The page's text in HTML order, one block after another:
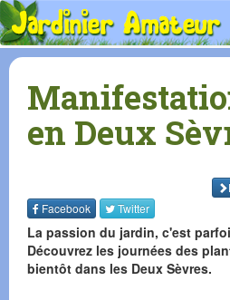
en Deux
Facebook
Twitter
La passion du jardin, c'est
Découvrez les journées des
bientôt dans les Deux Sèvres.